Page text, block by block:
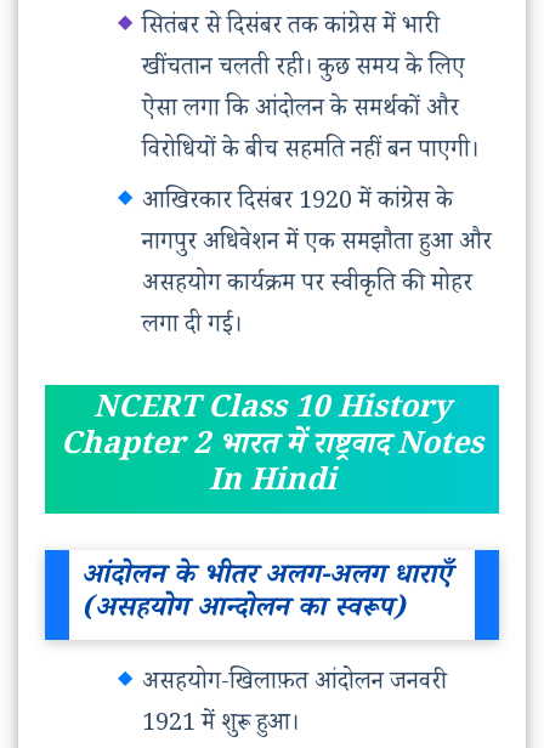
सितंबर से दिसंबर तक कांग्रेस में भारी
खींचतान चलती रही। कुछ समय के लिए
ऐसा लगा कि आंदोलन के समर्थकों और
विरोधियों के बीच सहमति नहीं बन पाएगी।
आखिरकार दिसंबर 1920 में कांग्रेस के
नागपुर अधिवेशन में एक समझौता हुआ और
असहयोग कार्यक्रम पर स्वीकृति की मोहर
लगा दी गई।
NCERT Class 10 History
Chapter 2 भारत में राष्ट्रवाद Notes
In Hindi
आंदोलन के भीतर अलग-अलग धाराएँ
(असहयोग आन्दोलन का स्वरूप)
असहयोग-खिलाफ़त आंदोलन जनवरी
1921 में शुरू हुआ।